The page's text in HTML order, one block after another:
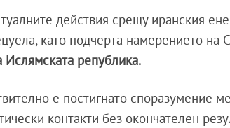
действия срещу иранския
като подчерта намерението на
Ислямската република.
е постигнато споразумение
контакти без окончателен